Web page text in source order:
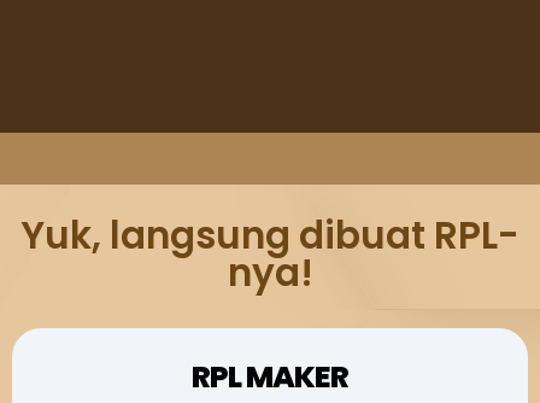
Yuk, langsung dibuat RPL-
nya!
RPL MAKER